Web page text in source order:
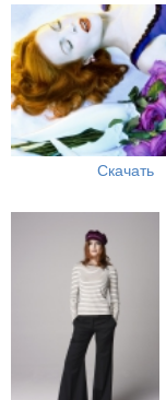
Скачать